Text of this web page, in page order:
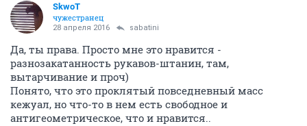
SkwоT
чужестранец
28 апреля 2016 sabatini
Да, ты права. Просто мне это нравится -
разнозакатанность рукавов-штанин, там,
вытарчивание и проч)
Понято, что это проклятый повседневный масс
кежуал, но что-то в нем есть свободное и
антигеометрическое, что и нравится..